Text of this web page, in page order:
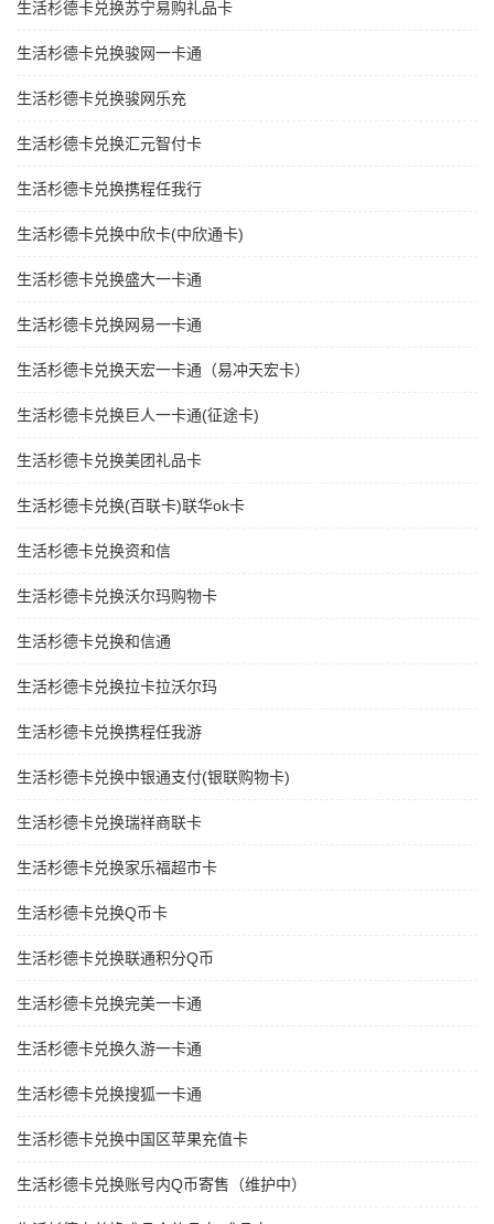
生活杉德卡兑换苏宁易购礼品卡
生活杉德卡兑换骏网一卡通
生活杉德卡兑换骏网乐充
生活杉德卡兑换汇元智付卡
生活杉德卡兑换携程任我行
生活杉德卡兑换中欣卡(中欣通卡)
生活杉德卡兑换盛大一卡通
生活杉德卡兑换网易一卡通
生活杉德卡兑换天宏一卡通（易冲天宏卡）
生活杉德卡兑换巨人一卡通(征途卡)
生活杉德卡兑换美团礼品卡
生活杉德卡兑换(百联卡)联华ok卡
生活杉德卡兑换资和信
生活杉德卡兑换沃尔玛购物卡
生活杉德卡兑换和信通
生活杉德卡兑换拉卡拉沃尔玛
生活杉德卡兑换携程任我游
生活杉德卡兑换中银通支付(银联购物卡)
生活杉德卡兑换瑞祥商联卡
生活杉德卡兑换家乐福超市卡
生活杉德卡兑换Q币卡
生活杉德卡兑换联通积分Q币
生活杉德卡兑换完美一卡通
生活杉德卡兑换久游一卡通
生活杉德卡兑换搜狐一卡通
生活杉德卡兑换中国区苹果充值卡
生活杉德卡兑换账号内Q币寄售（维护中）